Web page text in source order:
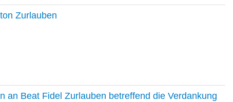
Zurlauben
an Beat Fidel Zurlauben betreffend die Verdankung